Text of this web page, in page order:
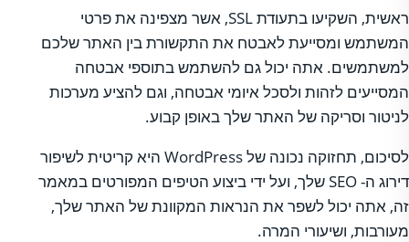
ראשית, השקיעו בתעודת SSL, אשר מצפינה את פרטי
המשתמש ומסייעת לאבטח את התקשורת בין האתר שלכם
למשתמשים. אתה יכול גם להשתמש בתוספי אבטחה
המסייעים לזהות ולסכל איומי אבטחה, וגם להציע מערכות
לניטור וסריקה של האתר שלך באופן קבוע.
לסיכום, תחזוקה נכונה של WordPress היא קריטית לשיפור
דירוג ה- SEO שלך, ועל ידי ביצוע הטיפים המפורטים במאמר
זה, אתה יכול לשפר את הנראות המקוונת של האתר שלך,
מעורבות, ושיעורי המרה.